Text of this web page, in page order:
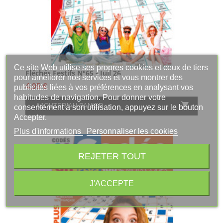
Fléchés Festifs N°65 - Juil 26
Prix
4,95 €
AJOUTER AU PANIER 
Ce site Web utilise ses propres cookies et ceux de tiers
pour améliorer nos services et vous montrer des
publicités liées à vos préférences en analysant vos
habitudes de navigation. Pour donner votre
consentement à son utilisation, appuyez sur le bouton
Accepter.
Plus d'informations
Personnaliser les cookies
REJETER TOUT
J'ACCEPTE